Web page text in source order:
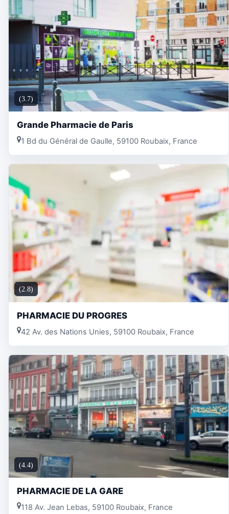
(3.7)
Grande Pharmacie de Paris
1 Bd du Général de Gaulle, 59100 Roubaix, France
(2.8)
PHARMACIE DU PROGRES
42 Av. des Nations Unies, 59100 Roubaix, France
(4.4)
PHARMACIE DE LA GARE
118 Av. Jean Lebas, 59100 Roubaix, France